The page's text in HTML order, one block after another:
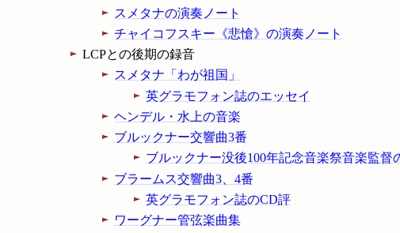
スメタナの演奏ノート
チャイコフスキー《悲愴》の演奏ノート
LCPとの後期の録音
スメタナ「わが祖国」
英グラモフォン誌のエッセイ
ヘンデル・水上の音楽
ブルックナー交響曲3番
ブルックナー没後100年記念音楽祭音楽監督
ブラームス交響曲3、4番
英グラモフォン誌のCD評
ワーグナー管弦楽曲集